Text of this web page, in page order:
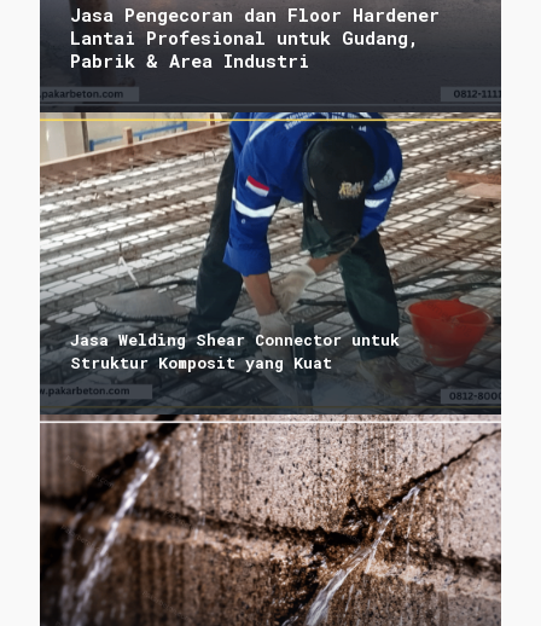
Jasa Pengecoran dan Floor Hardener
Lantai Profesional untuk Gudang,
Pabrik & Area Industri
Jasa Welding Shear Connector untuk
Struktur Komposit yang Kuat